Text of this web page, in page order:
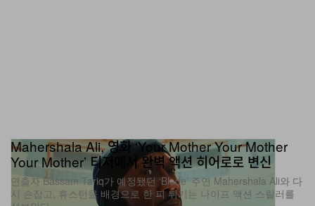
Mahershala Ali, 영화 ‘Your Mother Your Mother
Your Mother’ 티저에서 완벽 액션 히어로로 변신
연출자 Bassam Tariq가 예정됐던 ‘Blade’ 주연 Mahershala Ali와 다
시 손잡고, 휴스턴을 배경으로 한 피 튀기는 나이프 액션 스릴러를